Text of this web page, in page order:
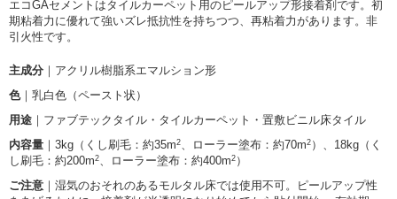
エコGAセメントはタイルカーペット用のピールアップ形接着剤です。初
期粘着力に優れて強いズレ抵抗性を持ちつつ、再粘着力があります。非
引火性です。
主成分 ｜アクリル樹脂系エマルション形
色｜乳白色（ペースト状）
用途 ｜ファブテックタイル・タイルカーペット・置敷ビニル床タイル
内容量 ｜3kg（くし刷毛：約35m2、ローラー塗布：約70m2 ）、18kg（く
し刷毛：約200m2、ローラー塗布：約400m2 ）
ご注意 ｜湿気のおそれのあるモルタル床では使用不可。ピールアップ性